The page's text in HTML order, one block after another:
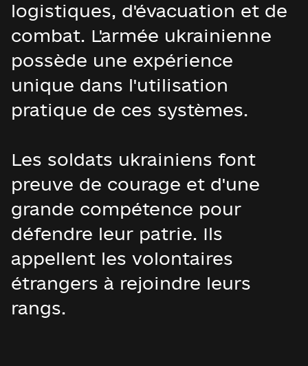
logistiques, d'évacuation et de
combat. L'armée ukrainienne
possède une expérience
unique dans l'utilisation
pratique de ces systèmes.
Les soldats ukrainiens font
preuve de courage et d'une
grande compétence pour
défendre leur patrie. Ils
appellent les volontaires
étrangers à rejoindre leurs
rangs.